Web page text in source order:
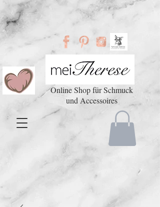
Online Shop für Schmuck
und Accessoires